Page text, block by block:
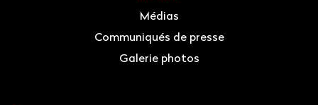
Médias
Communiqués de presse
Galerie photos